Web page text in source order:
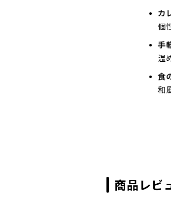
カ
個
手
温
食
和
商品レビ